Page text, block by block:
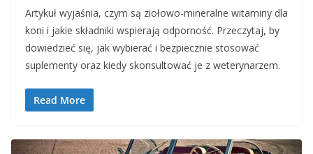
Artykuł wyjaśnia, czym są ziołowo-mineralne witaminy dla
koni i jakie składniki wspierają odporność. Przeczytaj, by
dowiedzieć się, jak wybierać i bezpiecznie stosować
suplementy oraz kiedy skonsultować je z weterynarzem.
Read More